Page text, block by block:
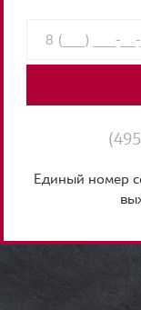
Единый номер